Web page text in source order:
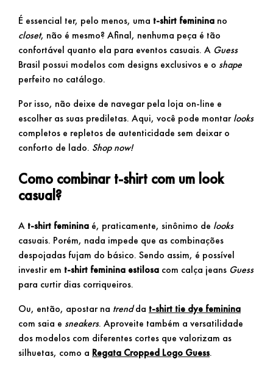
É essencial ter, pelo menos, uma t-shirt feminina no
closet, não é mesmo? Afinal, nenhuma peça é tão
confortável quanto ela para eventos casuais. A Guess
Brasil possui modelos com designs exclusivos e o shape
perfeito no catálogo.
Por isso, não deixe de navegar pela loja on-line e
escolher as suas prediletas. Aqui, você pode montarlooks
completos e repletos de autenticidade sem deixar o
conforto de lado. Shop now!
Como combinar t-shirt com um look
casual?
A t-shirt feminina é, praticamente, sinônimo de looks
casuais. Porém, nada impede que as combinações
despojadas fujam do básico. Sendo assim, é possível
investir em t-shirt feminina estilosa com calça jeans Guess
para curtir dias corriqueiros.
Ou, então, apostar na trendda t-shirt tie dye feminina
com saia e sneakers. Aproveite também a versatilidade
dos modelos com diferentes cortes que valorizam as
silhuetas, como a Regata Cropped Logo Guess.